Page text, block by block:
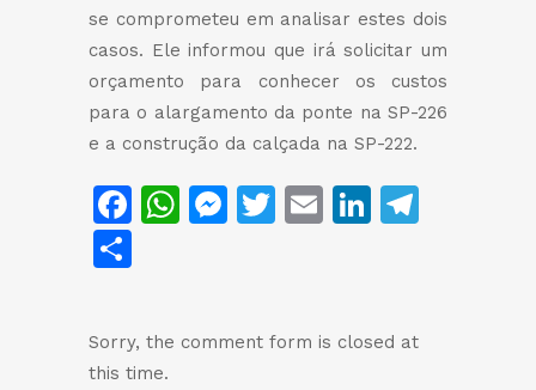
se comprometeu em analisar estes dois
casos. Ele informou que irá solicitar um
orçamento para conhecer os custos
para o alargamento da ponte na SP-226
e a construção da calçada na SP-222.
Facebook
WhatsApp
Messenger
Twitter
EmailLinkedIn
Sorry, the comment form is closed at
this time.